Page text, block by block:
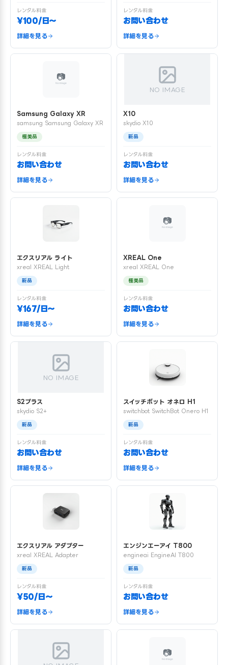
レンタル料金
¥100/日〜
詳細を見る
レンタル料金
お問い合わせ
詳細を見る
Samsung Galaxy XR
samsung Samsung Galaxy XR
極美品
レンタル料金
お問い合わせ
詳細を見る
NO IMAGE
X10
skydio X10
新品
レンタル料金
お問い合わせ
詳細を見る
エクスリアル ライト
xreal XREAL Light
新品
レンタル料金
¥167/日〜
詳細を見る
XREAL One
xreal XREAL One
極美品
レンタル料金
お問い合わせ
詳細を見る
NO IMAGE
S2プラス
skydio S2+
新品
レンタル料金
お問い合わせ
詳細を見る
スイッチボット オネロ H1
switchbot SwitchBot Onero H1
新品
レンタル料金
お問い合わせ
詳細を見る
エクスリアル アダプター
xreal XREAL Adapter
新品
レンタル料金
¥50/日〜
詳細を見る
エンジンエーアイ T800
engineai EngineAI T800
新品
レンタル料金
お問い合わせ
詳細を見る